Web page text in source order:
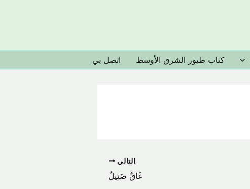
كتاب طيور الشرق الأوسط اتصل بي
التالي
غَاقٌ ضَئِيلٌ